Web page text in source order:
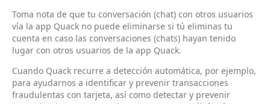
Toma nota de que tu conversación (chat) con otros usuarios
vía la app Quack no puede eliminarse si tú eliminas tu
cuenta en caso las conversaciones (chats) hayan tenido
lugar con otros usuarios de la app Quack.
Cuando Quack recurre a detección automática, por ejemplo,
para ayudarnos a identificar y prevenir transacciones
fraudulentas con tarjeta, así como detectar y prevenir